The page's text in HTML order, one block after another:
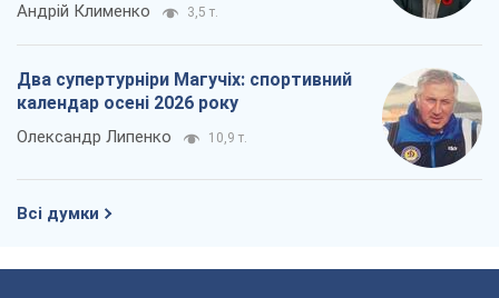
Андрій Клименко 3,5 т.
Два супертурніри Магучіх: спортивний
календар осені 2026 року
Олександр Липенко 10,9 т.
Всі думки